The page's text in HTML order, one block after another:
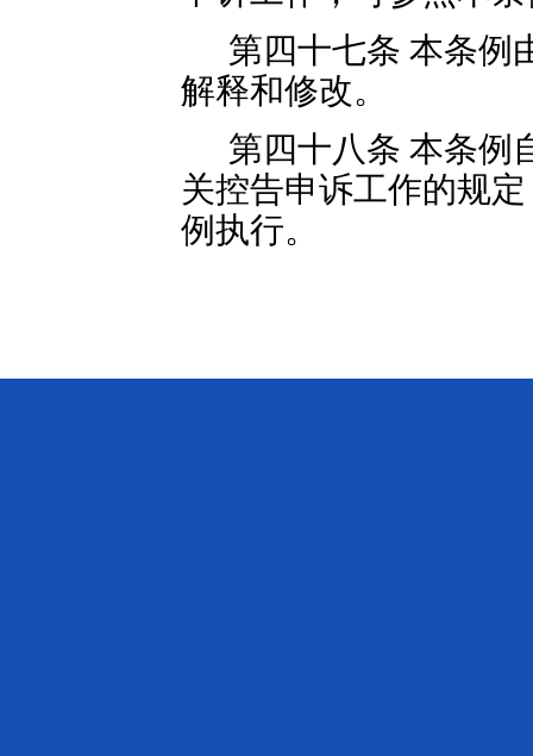
第四十七条 本条例
解释和修改。
第四十八条 本条例
关控告申诉工作的规
例执行。